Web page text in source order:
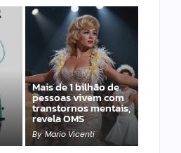
Mais de 1 bilhão de
pessoas vivem com
transtornos mentais,
revela OMS
By Mario Vicenti